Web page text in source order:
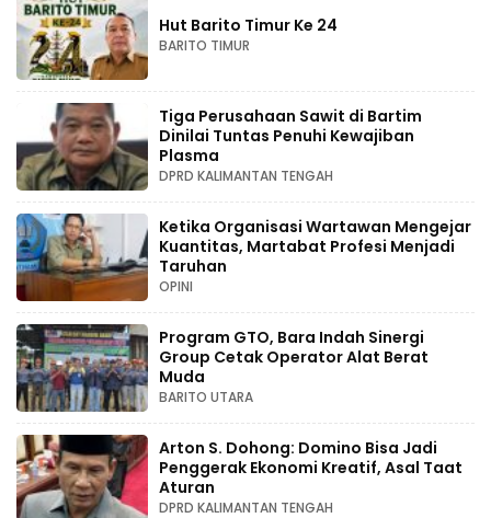
Hut Barito Timur Ke 24
BARITO TIMUR
Tiga Perusahaan Sawit di Bartim
Dinilai Tuntas Penuhi Kewajiban
Plasma
DPRD KALIMANTAN TENGAH
Ketika Organisasi Wartawan Mengejar
Kuantitas, Martabat Profesi Menjadi
Taruhan
OPINI
Program GTO, Bara Indah Sinergi
Group Cetak Operator Alat Berat
Muda
BARITO UTARA
Arton S. Dohong: Domino Bisa Jadi
Penggerak Ekonomi Kreatif, Asal Taat
Aturan
DPRD KALIMANTAN TENGAH